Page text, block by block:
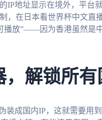
IP地址显示在境外，平台
，在日本看世界杯中文直
播放”——因为香港虽然是
，解锁所
装成国内IP，这就需要用